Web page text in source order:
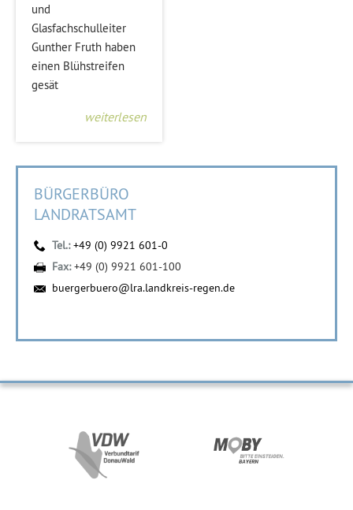
und
Glasfachschulleiter
Gunther Fruth haben
einen Blühstreifen
gesät
weiterlesen
BÜRGERBÜRO
LANDRATSAMT
Tel.:+49 (0) 9921 601-0
Fax:+49 (0) 9921 601-100
buergerbuero@lra.landkreis-regen.de